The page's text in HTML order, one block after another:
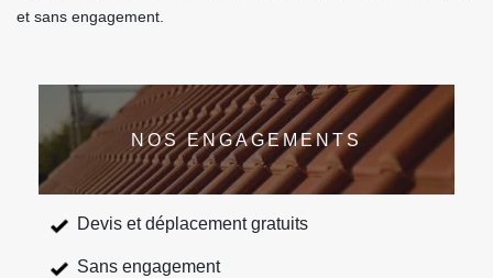
et sans engagement.
NOS ENGAGEMENTS
Devis et déplacement gratuits
Sans engagement